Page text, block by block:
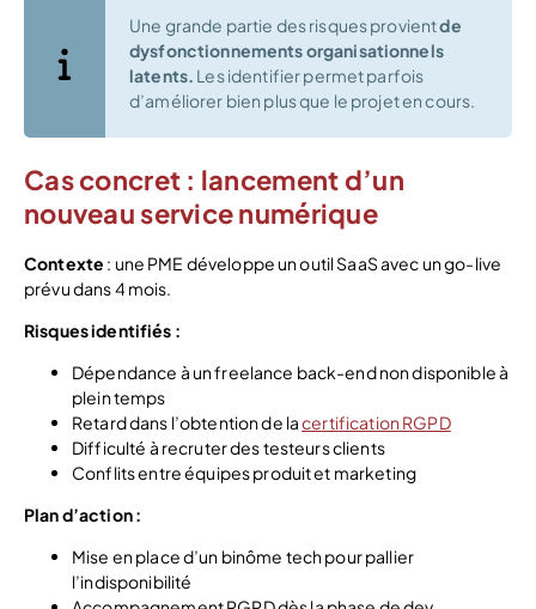
Une grande partie des risques provientde
dysfonctionnements organisationnels
latents. Les identifier permet parfois
d’améliorer bien plus que le projet en cours.
Cas concret : lancement d’un
nouveau service numérique
Contexte : une PME développe un outil SaaS avec un go-live
prévu dans 4 mois.
Risques identifiés :
Dépendance à un freelance back-end non disponible à
plein temps
Retard dans l’obtention de lacertification RGPD
Difficulté à recruter des testeurs clients
Conflits entre équipes produit et marketing
Plan d’action :
Mise en place d’un binôme tech pour pallier
l’indisponibilité